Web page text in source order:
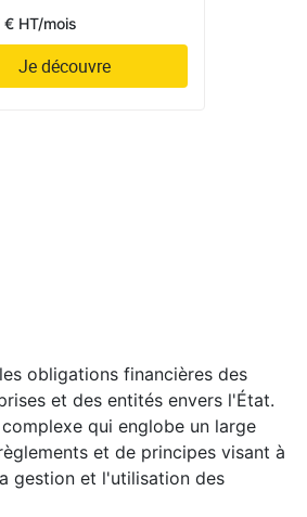
€ HT/mois
Je découvre
obligations financières des
et des entités envers l'État.
qui englobe un large
et de principes visant à
gestion et l'utilisation des